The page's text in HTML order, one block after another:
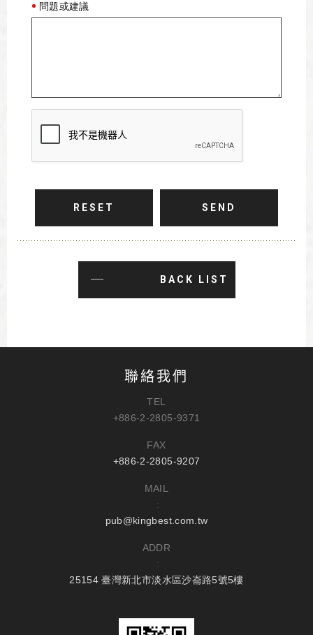
問題或建議
RESET SEND
BACK LIST
聯絡我們
TEL
+886-2-2805-9371
FAX
+886-2-2805-9207
MAIL
:
pub@kingbest.com.tw
ADDR
:
25154 臺灣新北市淡水區沙崙路5號5樓